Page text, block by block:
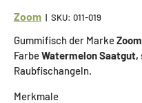
Zoom | SKU: 011-019
Gummifisch der Marke
FarbeWatermelon Saatgut,
Raubfischangeln.
Merkmale